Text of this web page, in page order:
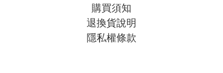
購買須知
退換貨說明
隱私權條款